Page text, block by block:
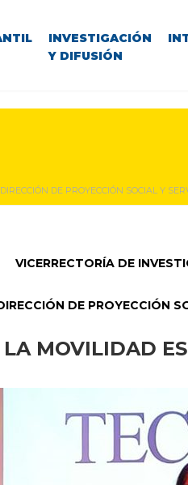
INVESTIGACIÓN
Y DIFUSIÓN
DIRECCIÓN DE PROYECCIÓN SOCIAL Y
VICERRECTORÍA DE
DE PROYECCIÓN
LA MOVILIDAD